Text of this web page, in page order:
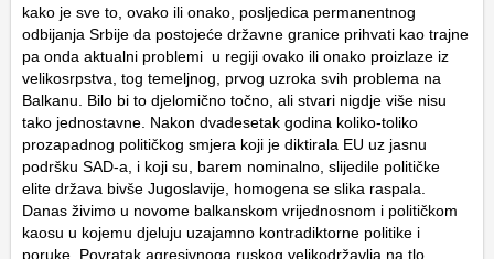
kako je sve to, ovako ili onako, posljedica permanentnog
odbijanja Srbije da postojeće državne granice prihvati kao trajne
pa onda aktualni problemi u regiji ovako ili onako proizlaze iz
velikosrpstva, tog temeljnog, prvog uzroka svih problema na
Balkanu. Bilo bi to djelomično točno, ali stvari nigdje više nisu
tako jednostavne. Nakon dvadesetak godina koliko-toliko
prozapadnog političkog smjera koji je diktirala EU uz jasnu
podršku SAD-a, i koji su, barem nominalno, slijedile političke
elite država bivše Jugoslavije, homogena se slika raspala.
Danas živimo u novome balkanskom vrijednosnom i političkom
kaosu u kojemu djeluju uzajamno kontradiktorne politike i
poruke. Povratak agresivnoga ruskog velikodržavlja na tlo